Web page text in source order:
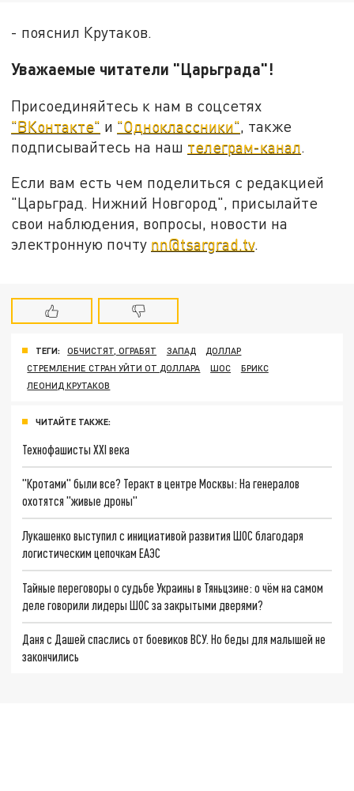
- пояснил Крутаков.
Уважаемые читатели "Царьграда"!
Присоединяйтесь к нам в соцсетях
"ВКонтакте" и "Одноклассники" , также
подписывайтесь на наш телеграм-канал
Если вам есть чем поделиться с редакцией
"Царьград. Нижний Новгород", присылайте
свои наблюдения, вопросы, новости на
электронную почту nn@tsargrad.tv.
ТЕГИ: ОБЧИСТЯТ, ОГРАБЯТ ЗАПАД
ДОЛЛАР
СТРЕМЛЕНИЕ СТРАН УЙТИ ОТ ДОЛЛАРА
ШОС
БРИКС
ЛЕОНИД КРУТАКОВ
ЧИТАЙТЕ ТАКЖЕ:
Технофашисты XXI века
"Кротами" были все? Теракт в центре Москвы: На генералов
охотятся "живые дроны"
Лукашенко выступил с инициативой развития ШОС благодаря
логистическим цепочкам ЕАЭС
Тайные переговоры о судьбе Украины в Тяньцзине: о чём на самом
деле говорили лидеры ШОС за закрытыми дверями?
Даня с Дашей спаслись от боевиков ВСУ. Но беды для малышей не
закончились